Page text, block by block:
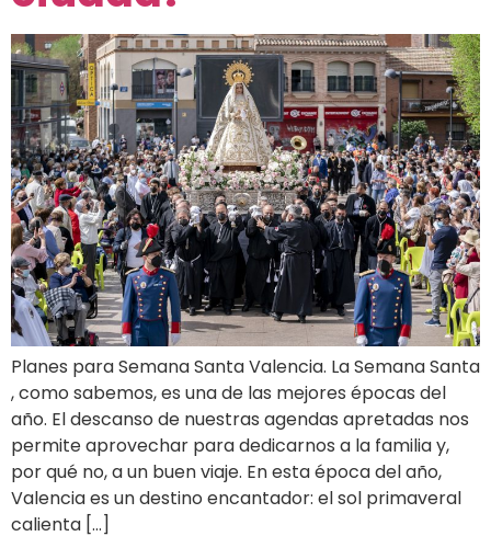
Planes para Semana Santa Valencia. La Semana Santa
, como sabemos, es una de las mejores épocas del
año. El descanso de nuestras agendas apretadas nos
permite aprovechar para dedicarnos a la familia y,
por qué no, a un buen viaje. En esta época del año,
Valencia es un destino encantador: el sol primaveral
calienta […]